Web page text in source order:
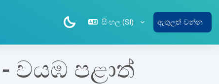
සිංහල ‎(SI)‎ ඇතුලත් වන්න
වයඹ පළාත්